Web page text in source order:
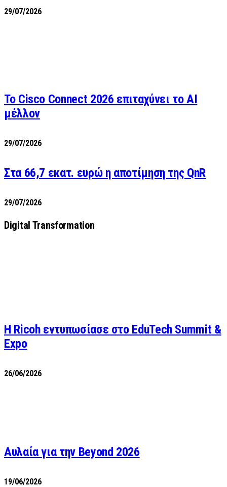
29/07/2026
Το Cisco Connect 2026 επιταχύνει το AI
μέλλον
29/07/2026
Στα 66,7 εκατ. ευρώ η αποτίμηση της QnR
29/07/2026
Digital Transformation
Η Ricoh εντυπωσίασε στο EduTech Summit &
Expo
26/06/2026
Αυλαία για την Beyond 2026
19/06/2026